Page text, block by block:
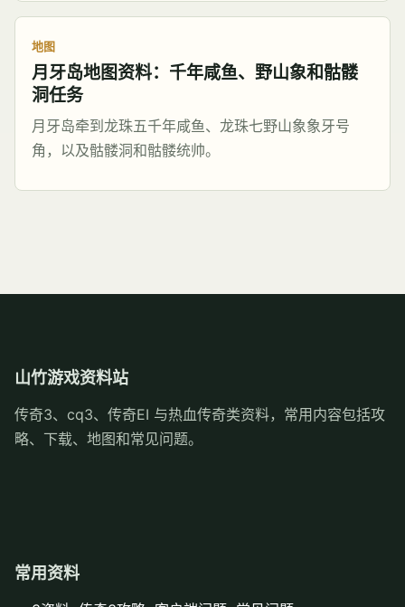
地图
月牙岛地图资料：千年咸鱼、野山象和骷髅
洞任务
月牙岛牵到龙珠五千年咸鱼、龙珠七野山象象牙号
角，以及骷髅洞和骷髅统帅。
山竹游戏资料站
传奇3、cq3、传奇EI 与热血传奇类资料，常用内容包括攻
略、下载、地图和常见问题。
常用资料